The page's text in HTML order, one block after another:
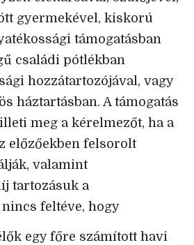
gyermekével, kiskorú
támogatásban
családi pótlékban
hozzátartozójával, vagy
háztartásban. A támogatás
meg a kérelmezőt, ha a
előzőekben felsorolt
valamint
tartozásuk a
feltéve, hogy
egy főre számított havi